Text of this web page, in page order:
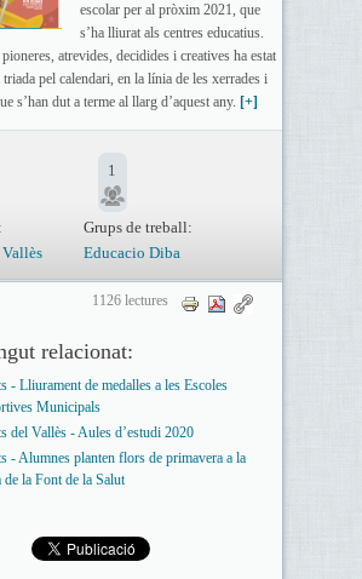
escolar per al pròxim 2021, que
s’ha lliurat als centres educatius.
atrevides, decidides i creatives ha estat
triada pel calendari, en la línia de les xerrades i
s’han dut a terme al llarg d’aquest any. [+]
Vallès
1
Grups de treball:
Educacio Diba
1126 lectures
relacionat:
- Lliurament de medalles a les Escoles
Municipals
del Vallès - Aules d’estudi 2020
- Alumnes planten flors de primavera a la
de la Font de la Salut